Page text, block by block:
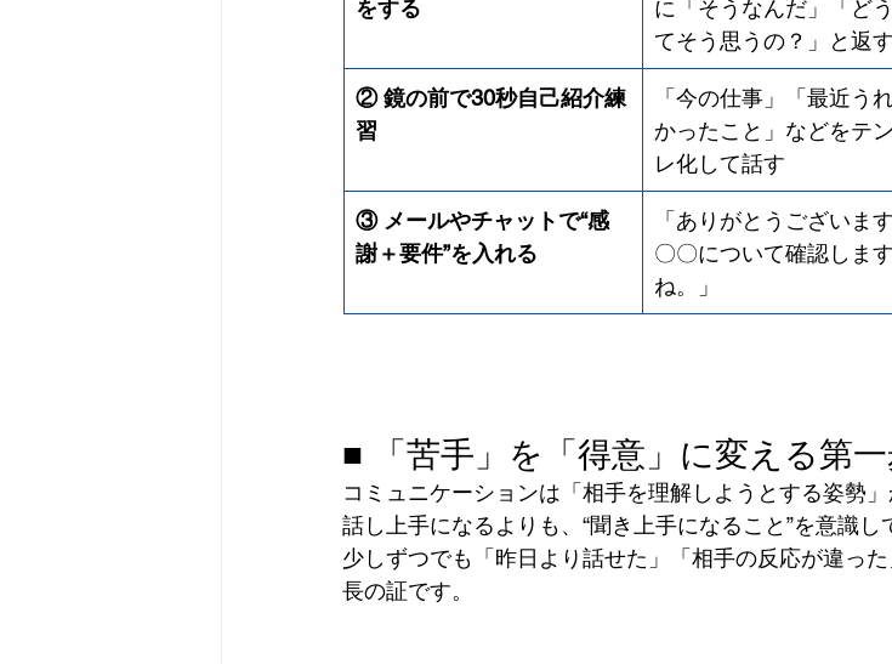
をする
に「そうなんだ」「ど
てそう思うの？」と返す
② 鏡の前で30秒自己紹介練
習
「今の仕事」「最近う
かったこと」などをテ
レ化して話す
③ メールやチャットで“感
謝＋要件”を入れる
「ありがとうございます
〇〇について確認します
ね。」
■ 「苦手」を「得意」に変える第
コミュニケーションは「相手を理解しようとする姿勢」
話し上手になるよりも、“聞き上手になること”を意識し
少しずつでも「昨日より話せた」「相手の反応が違っ
長の証です。